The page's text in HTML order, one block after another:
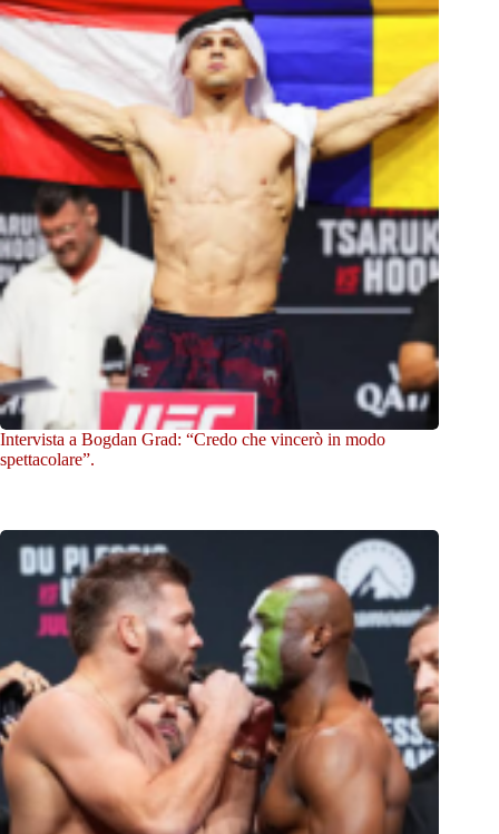
Intervista a Bogdan Grad: “Credo che vincerò in modo
spettacolare”.